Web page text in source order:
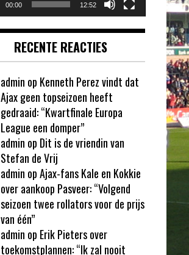
00:00 12:52
RECENTE REACTIES
admin op Kenneth Perez vindt dat
Ajax geen topseizoen heeft
gedraaid: “Kwartfinale Europa
League een domper”
admin op Dit is de vriendin van
Stefan de Vrij
admin opAjax-fans Kale en Kokkie
over aankoop Pasveer: “Volgend
seizoen twee rollators voor de prijs
van één”
admin op Erik Pieters over
toekomstplannen: “Ik zal nooit